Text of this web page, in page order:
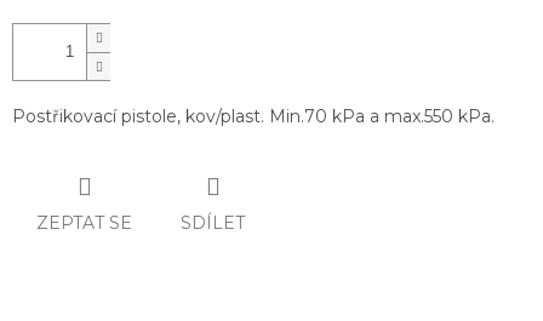
Postřikovací pistole, kov/plast. Min.70 kPa a max.550 kPa.
ZEPTAT SE SDÍLET